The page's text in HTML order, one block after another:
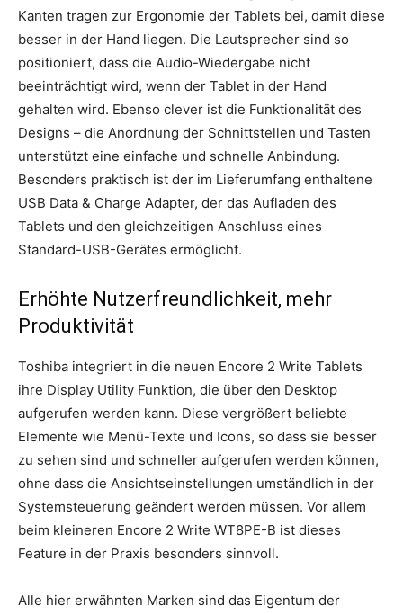
Kanten tragen zur Ergonomie der Tablets bei, damit diese
besser in der Hand liegen. Die Lautsprecher sind so
positioniert, dass die Audio-Wiedergabe nicht
beeinträchtigt wird, wenn der Tablet in der Hand
gehalten wird. Ebenso clever ist die Funktionalität des
Designs – die Anordnung der Schnittstellen und Tasten
unterstützt eine einfache und schnelle Anbindung.
Besonders praktisch ist der im Lieferumfang enthaltene
USB Data & Charge Adapter, der das Aufladen des
Tablets und den gleichzeitigen Anschluss eines
Standard-USB-Gerätes ermöglicht.
Erhöhte Nutzerfreundlichkeit, mehr
Produktivität
Toshiba integriert in die neuen Encore 2 Write Tablets
ihre Display Utility Funktion, die über den Desktop
aufgerufen werden kann. Diese vergrößert beliebte
Elemente wie Menü-Texte und Icons, so dass sie besser
zu sehen sind und schneller aufgerufen werden können,
ohne dass die Ansichtseinstellungen umständlich in der
Systemsteuerung geändert werden müssen. Vor allem
beim kleineren Encore 2 Write WT8PE-B ist dieses
Feature in der Praxis besonders sinnvoll.
Alle hier erwähnten Marken sind das Eigentum der